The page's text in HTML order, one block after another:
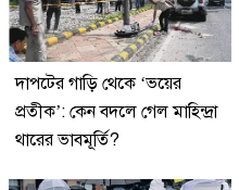
দাপটের গাড়ি থেকে ‘ভয়ের
প্রতীক’: কেন বদলে গেল মাহিন্দ্রা
থারের ভাবমূর্তি?